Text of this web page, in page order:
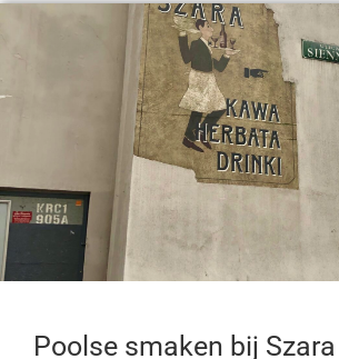
Poolse smaken bij Szara